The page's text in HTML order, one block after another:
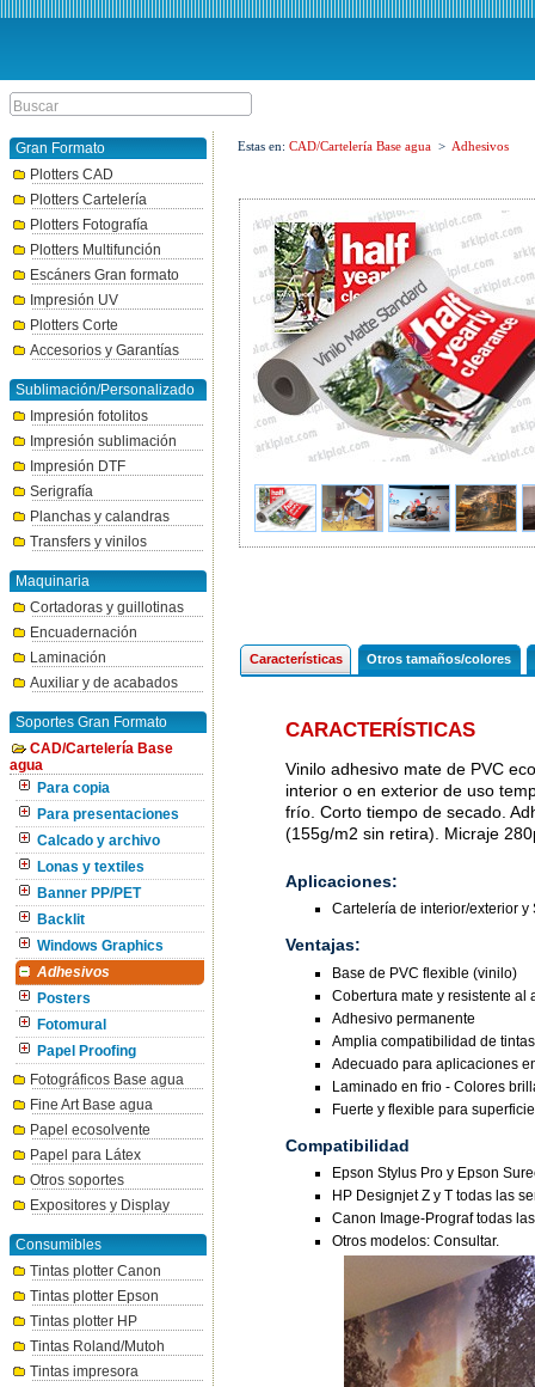
Gran Formato
Plotters CAD
Plotters Cartelería
Plotters Fotografía
Plotters Multifunción
Escáners Gran formato
Impresión UV
Plotters Corte
Accesorios y Garantías
Sublimación/Personalizado
Impresión fotolitos
Impresión sublimación
Impresión DTF
Serigrafía
Planchas y calandras
Transfers y vinilos
Maquinaria
Cortadoras y guillotinas
Encuadernación
Laminación
Auxiliar y de acabados
Soportes Gran Formato
CAD/Cartelería Base
agua
Para copia
Para presentaciones
Calcado y archivo
Lonas y textiles
Banner PP/PET
Backlit
Windows Graphics
Adhesivos
Posters
Fotomural
Papel Proofing
Fotográficos Base agua
Fine Art Base agua
Papel ecosolvente
Papel para Látex
Otros soportes
Expositores y Display
Consumibles
Tintas plotter Canon
Tintas plotter Epson
Tintas plotter HP
Tintas Roland/Mutoh
Tintas impresora
Estas en: CAD/Cartelería Base agua > Adhesivos
Características Otros tamaños/colores
CARACTERÍSTICAS
Vinilo adhesivo mate de PVC
interior o en exterior de uso
frío. Corto tiempo de secado.
(155g/m2 sin retira). Micraje
Aplicaciones:
Cartelería de interior/exterior y
Ventajas:
Base de PVC flexible (vinilo)
Cobertura mate y resistente al
Adhesivo permanente
Amplia compatibilidad de tintas
Adecuado para aplicaciones
Laminado en frio - Colores
Fuerte y flexible para
Compatibilidad
Epson Stylus Pro y Epson
HP Designjet Z y T todas las
Canon Image-Prograf todas
Otros modelos: Consultar.